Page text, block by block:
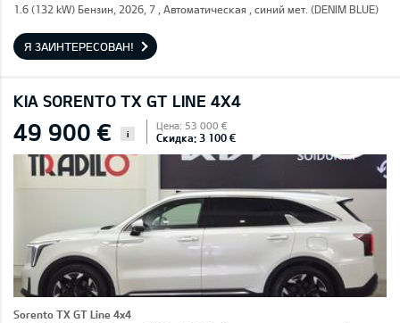
1.6 (132 kW) Бензин, 2026, 7 , Автоматическая , синий мет. (DENIM BLUE)
Я ЗАИНТЕРЕСОВАН!
KIA SORENTO TX GT LINE 4X4
49 900 € i
Цена: 53 000 €
Скидка: 3 100 €
Sorento TX GT Line 4x4